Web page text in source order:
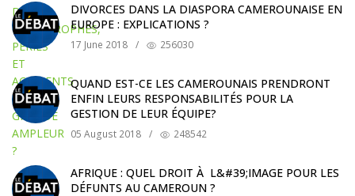
DIVORCES DANS LA DIASPORA CAMEROUNAISE EN
EUROPE : EXPLICATIONS ?
17 June 2018 / 256030
QUAND EST-CE LES CAMEROUNAIS PRENDRONT
ENFIN LEURS RESPONSABILITÉS POUR LA
GESTION DE LEUR ÉQUIPE?
05 August 2018 / 248542
AFRIQUE : QUEL DROIT À L&#39;IMAGE POUR LES
DÉFUNTS AU CAMEROUN ?